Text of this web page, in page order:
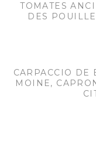
TOMATES
DES
CARPACCIO DE
MOINE,